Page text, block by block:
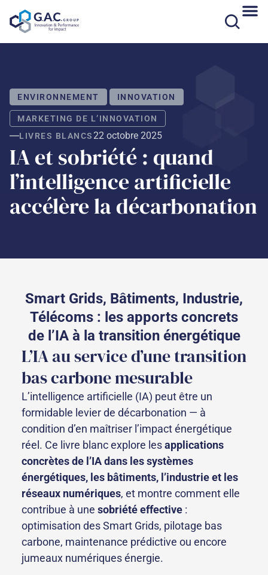
au
ENVIRONNEMENT INNOVATION
MARKETING DE L’INNOVATION
LIVRES BLANCS22 octobre 2025
IA et sobriété : quand
l’intelligence artificielle
accélère la décarbonation
Smart Grids, Bâtiments, Industrie,
Télécoms : les apports concrets
de l’IA à la transition énergétique
L’IA au service d’une transition
bas carbone mesurable
L’intelligence artificielle (IA) peut être un
formidable levier de décarbonation — à
condition d’en maîtriser l’impact énergétique
réel. Ce livre blanc explore lesapplications
concrètes de l’IA dans les systèmes
énergétiques, les bâtiments, l’industrie et les
réseaux numériques, et montre comment elle
contribue à une sobriété effective :
optimisation des Smart Grids, pilotage bas
carbone, maintenance prédictive ou encore
jumeaux numériques énergie.